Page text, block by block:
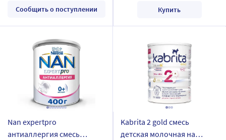
Сообщить о поступлении Купить
Nan expertpro
антиаллергия смесь
Kabrita 2 gold смесь
детская молочная на